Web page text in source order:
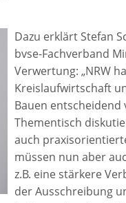
Dazu erklärt Stefan
bvse-Fachverband
Verwertung: „NRW
Kreislaufwirtschaft
Bauen
Thementisch
auch
müssen nun aber
z.B. eine stärkere
der Ausschreibung